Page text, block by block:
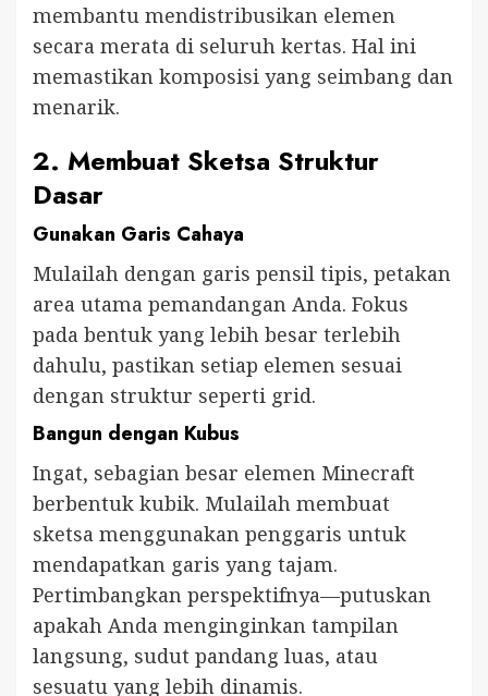
membantu mendistribusikan elemen
secara merata di seluruh kertas. Hal ini
memastikan komposisi yang seimbang dan
menarik.
2. Membuat Sketsa Struktur
Dasar
Gunakan Garis Cahaya
Mulailah dengan garis pensil tipis, petakan
area utama pemandangan Anda. Fokus
pada bentuk yang lebih besar terlebih
dahulu, pastikan setiap elemen sesuai
dengan struktur seperti grid.
Bangun dengan Kubus
Ingat, sebagian besar elemen Minecraft
berbentuk kubik. Mulailah membuat
sketsa menggunakan penggaris untuk
mendapatkan garis yang tajam.
Pertimbangkan perspektifnya—putuskan
apakah Anda menginginkan tampilan
langsung, sudut pandang luas, atau
sesuatu yang lebih dinamis.